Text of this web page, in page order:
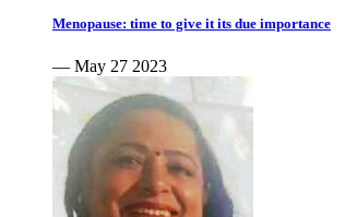
Menopause: time to give it its due importance
— May 27 2023